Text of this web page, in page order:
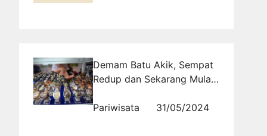
Demam Batu Akik, Sempat
Redup dan Sekarang Mulai
Pariwisata
31/05/2024